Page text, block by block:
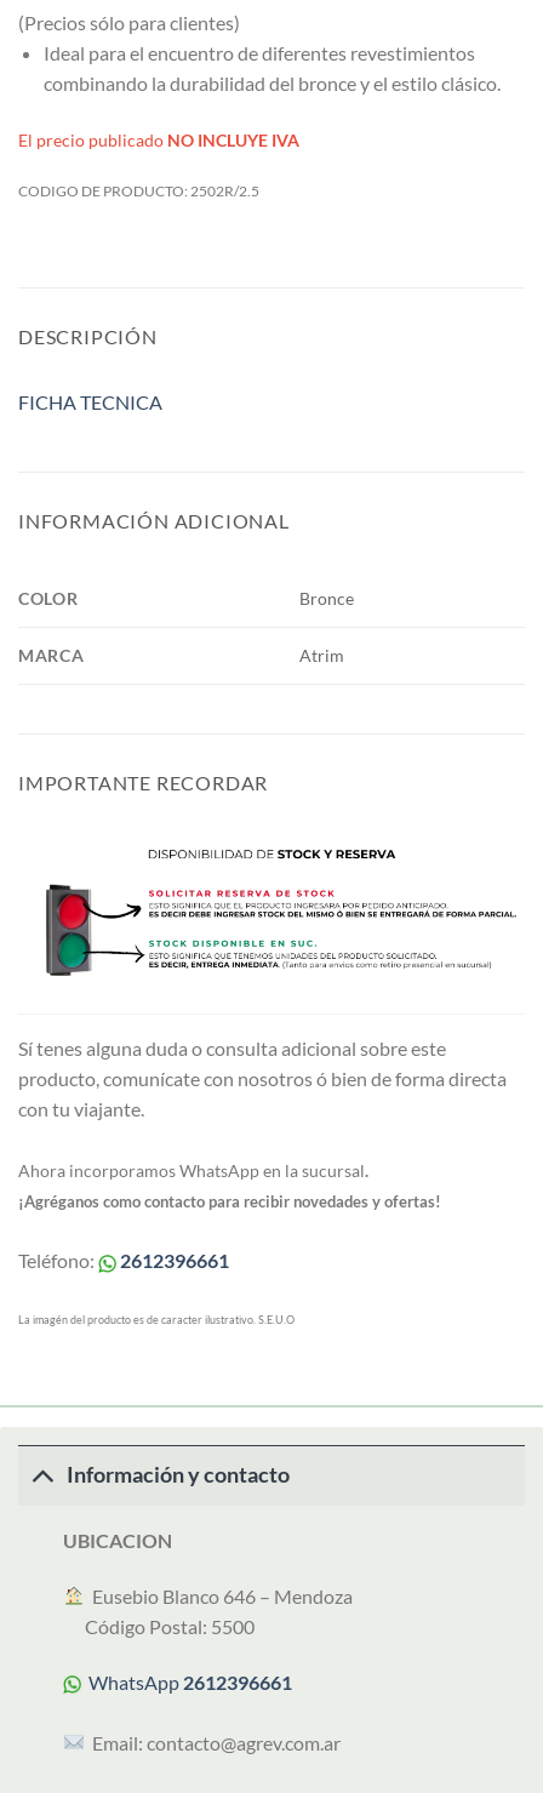
(Precios sólo para clientes)
Ideal para el encuentro de diferentes revestimientos
combinando la durabilidad del bronce y el estilo clásico.
El precio publicado NO INCLUYE IVA
CODIGO DE PRODUCTO: 2502R/2.5
DESCRIPCIÓN
FICHA TECNICA
INFORMACIÓN ADICIONAL
COLOR Bronce
MARCA Atrim
IMPORTANTE RECORDAR
Sí tenes alguna duda o consulta adicional sobre este
producto, comunícate con nosotros ó bien de forma directa
con tu viajante.
Ahora incorporamos WhatsApp en la sucursal.
¡Agréganos como contacto para recibir novedades y ofertas!
Teléfono: 2612396661
La imagén del producto es de caracter ilustrativo. S.E.U.O
Información y contacto
UBICACION
︎ Eusebio Blanco 646 – Mendoza
Código Postal: 5500
WhatsApp 2612396661
Email:contacto@agrev.com.ar